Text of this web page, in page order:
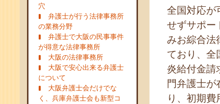
穴
弁護士が行う法律事務所
の業務分野
弁護士で大阪の民事事件
が得意な法律事務所
大阪の法律事務所
大阪で安心出来る弁護士
について
大阪弁護士会だけでな
く、兵庫弁護士会も新型コ
全国対応が
せずサポー
みお綜合法
ており、全
炎給付金請
門弁護士
り、初期